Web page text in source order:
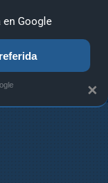
SONY NINTENDO
×
en Google